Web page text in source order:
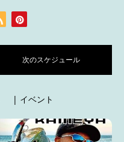
次のスケジュール
| イベント